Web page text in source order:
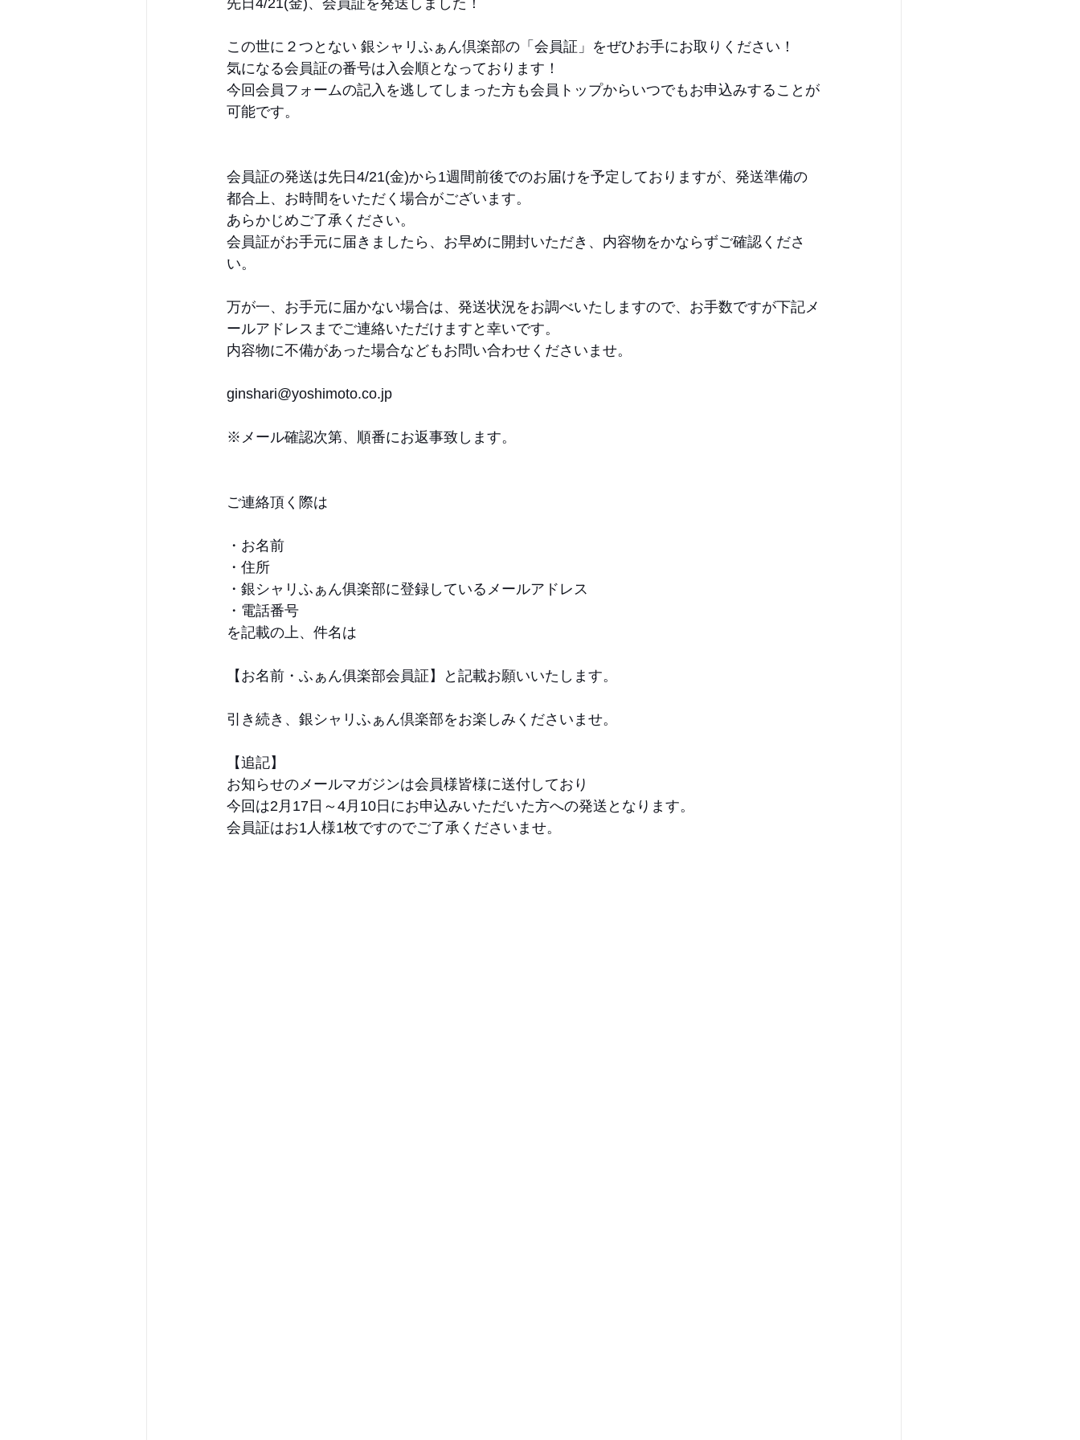
先日4/21(金)、会員証を発送しました！
この世に２つとない 銀シャリふぁん倶楽部の「会員証」をぜひお手にお取りください！
気になる会員証の番号は入会順となっております！
今回会員フォームの記入を逃してしまった方も会員トップからいつでもお申込みすることが
可能です。
会員証の発送は先日4/21(金)から1週間前後でのお届けを予定しておりますが、発送準備の
都合上、お時間をいただく場合がございます。
あらかじめご了承ください。
会員証がお手元に届きましたら、お早めに開封いただき、内容物をかならずご確認くださ
い。
万が一、お手元に届かない場合は、発送状況をお調べいたしますので、お手数ですが下記メ
ールアドレスまでご連絡いただけますと幸いです。
内容物に不備があった場合などもお問い合わせくださいませ。
ginshari@yoshimoto.co.jp
※メール確認次第、順番にお返事致します。
ご連絡頂く際は
・お名前
・住所
・銀シャリふぁん俱楽部に登録しているメールアドレス
・電話番号
を記載の上、件名は
【お名前・ふぁん俱楽部会員証】と記載お願いいたします。
引き続き、銀シャリふぁん倶楽部をお楽しみくださいませ。
【追記】
お知らせのメールマガジンは会員様皆様に送付しており
今回は2月17日～4月10日にお申込みいただいた方への発送となります。
会員証はお1人様1枚ですのでご了承くださいませ。